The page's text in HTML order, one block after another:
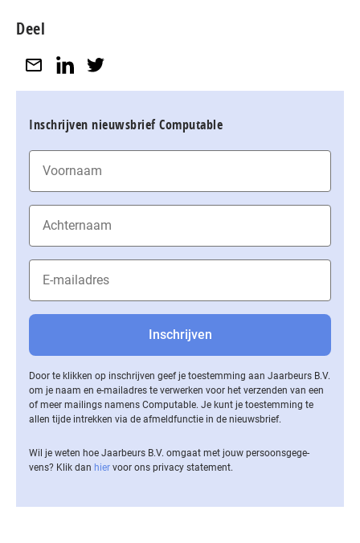
Deel
Inschrijven nieuwsbrief Computable
Door te klikken op inschrijven geef je toestemming aan Jaarbeurs B.V.
om je naam en e-mailadres te verwerken voor het verzenden van een
of meer mailings namens Computable. Je kunt je toestemming te
allen tijde intrekken via de af­meld­func­tie in de nieuwsbrief.
Wil je weten hoe Jaarbeurs B.V. omgaat met jouw per­soons­ge­ge­
vens? Klik dan hier voor ons privacy statement.